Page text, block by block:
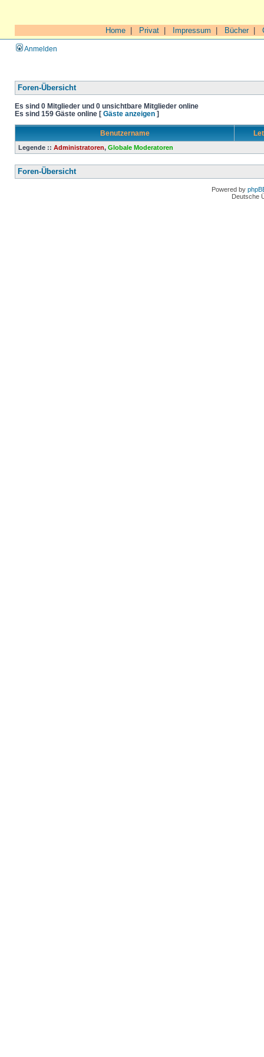
Home Privat Impressum Bücher|
Anmelden
Foren-Übersicht
Es sind 0 Mitglieder und 0 unsichtbare Mitglieder online
Es sind 159 Gäste online [ Gäste anzeigen ]
Benutzername
Legende :: Administratoren, Globale Moderatoren
Foren-Übersicht
Powered by
Deutsche